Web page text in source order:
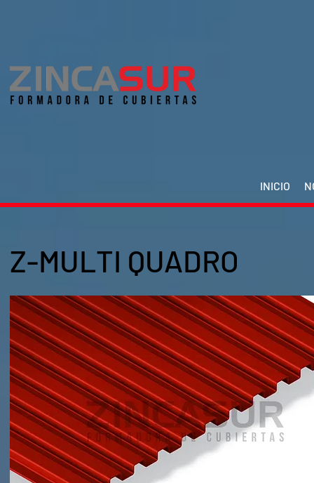
INICIO
Z-MULTI QUADRO